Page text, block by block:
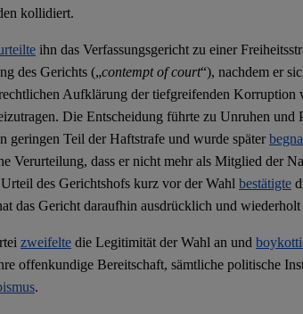
kollidiert.
ihn das Verfassungsgericht zu einer
des Gerichts („contempt of court“), nachdem er
Aufklärung der tiefgreifenden Korruption
Die Entscheidung führte zu Unruhen und
geringen Teil der Haftstrafe und wurde später
Verurteilung, dass er nicht mehr als Mitglied der
des Gerichtshofs kurz vor der Wahl bestätigte
das Gericht daraufhin ausdrücklich und wiederholt
zweifeltedie Legitimität der Wahl an und
offenkundige Bereitschaft, sämtliche politische
.